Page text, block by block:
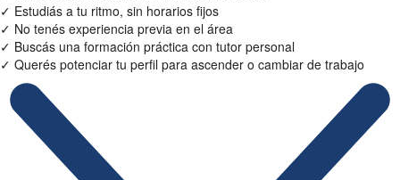
✓ Estudiás a tu ritmo, sin horarios fijos
✓ No tenés experiencia previa en el área
✓ Buscás una formación práctica con tutor personal
✓ Querés potenciar tu perfil para ascender o cambiar de trabajo